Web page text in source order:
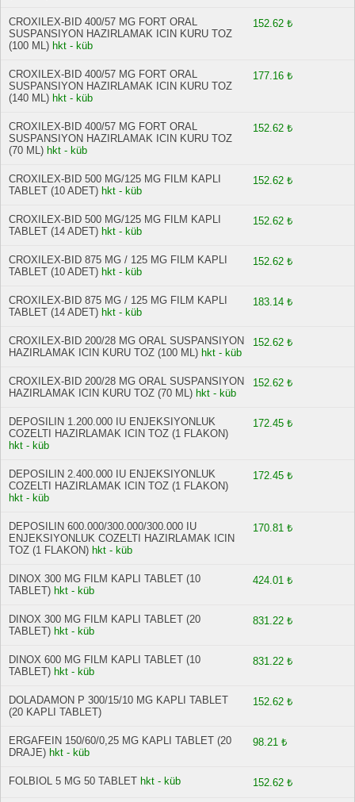
CROXILEX-BID 400/57 MG FORT ORAL
SUSPANSIYON HAZIRLAMAK ICIN KURU TOZ
(100 ML) hkt - küb
152.62 ₺
CROXILEX-BID 400/57 MG FORT ORAL
SUSPANSIYON HAZIRLAMAK ICIN KURU TOZ
(140 ML) hkt - küb
177.16 ₺
CROXILEX-BID 400/57 MG FORT ORAL
SUSPANSIYON HAZIRLAMAK ICIN KURU TOZ
(70 ML) hkt - küb
152.62 ₺
CROXILEX-BID 500 MG/125 MG FILM KAPLI
TABLET (10 ADET) hkt - küb
152.62 ₺
CROXILEX-BID 500 MG/125 MG FILM KAPLI
TABLET (14 ADET) hkt - küb
152.62 ₺
CROXILEX-BID 875 MG / 125 MG FILM KAPLI
TABLET (10 ADET) hkt - küb
152.62 ₺
CROXILEX-BID 875 MG / 125 MG FILM KAPLI
TABLET (14 ADET) hkt - küb
183.14 ₺
CROXILEX‐BID 200/28 MG ORAL SUSPANSIYON
HAZIRLAMAK ICIN KURU TOZ (100 ML) hkt - küb
152.62 ₺
CROXILEX‐BID 200/28 MG ORAL SUSPANSIYON
HAZIRLAMAK ICIN KURU TOZ (70 ML) hkt - küb
152.62 ₺
DEPOSILIN 1.200.000 IU ENJEKSIYONLUK
COZELTI HAZIRLAMAK ICIN TOZ (1 FLAKON)
hkt - küb
172.45 ₺
DEPOSILIN 2.400.000 IU ENJEKSIYONLUK
COZELTI HAZIRLAMAK ICIN TOZ (1 FLAKON)
hkt - küb
172.45 ₺
DEPOSILIN 600.000/300.000/300.000 IU
ENJEKSIYONLUK COZELTI HAZIRLAMAK ICIN
TOZ (1 FLAKON) hkt - küb
170.81 ₺
DINOX 300 MG FILM KAPLI TABLET (10
TABLET) hkt - küb
424.01 ₺
DINOX 300 MG FILM KAPLI TABLET (20
TABLET) hkt - küb
831.22 ₺
DINOX 600 MG FILM KAPLI TABLET (10
TABLET) hkt - küb
831.22 ₺
DOLADAMON P 300/15/10 MG KAPLI TABLET
(20 KAPLI TABLET)
152.62 ₺
ERGAFEIN 150/60/0,25 MG KAPLI TABLET (20
DRAJE) hkt - küb
98.21 ₺
FOLBIOL 5 MG 50 TABLET hkt - küb 152.62 ₺